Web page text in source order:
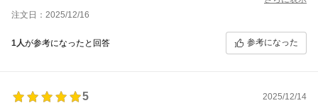
注文日：2025/12/16
1人が参考になったと回答 参考になった
5
2025/12/14